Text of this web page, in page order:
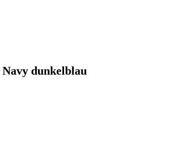
dunkelblau